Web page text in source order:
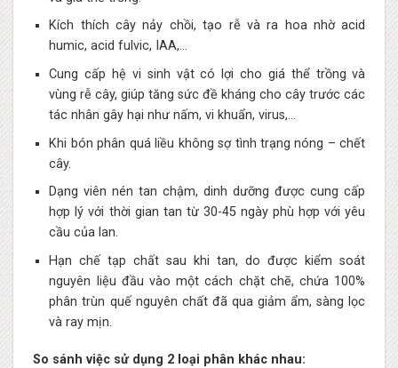
Kích thích cây nảy chồi, tạo rễ và ra hoa nhờ acid
humic, acid fulvic, IAA,…
Cung cấp hệ vi sinh vật có lợi cho giá thể trồng và
vùng rễ cây, giúp tăng sức đề kháng cho cây trước các
tác nhân gây hại như nấm, vi khuẩn, virus,…
Khi bón phân quá liều không sợ tình trạng nóng – chết
cây.
Dạng viên nén tan chậm, dinh dưỡng được cung cấp
hợp lý với thời gian tan từ 30-45 ngày phù hợp với yêu
cầu của lan.
Hạn chế tạp chất sau khi tan, do được kiểm soát
nguyên liệu đầu vào một cách chặt chẽ, chứa 100%
phân trùn quế nguyên chất đã qua giảm ẩm, sàng lọc
và ray mịn.
So sánh việc sử dụng 2 loại phân khác nhau: